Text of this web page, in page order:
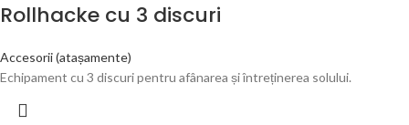
Rollhacke cu 3 discuri
Accesorii (atașamente)
Echipament cu 3 discuri pentru afânarea și întreținerea solului.